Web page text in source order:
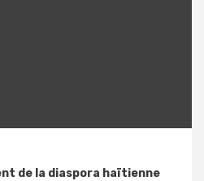
de la diaspora haïtienne